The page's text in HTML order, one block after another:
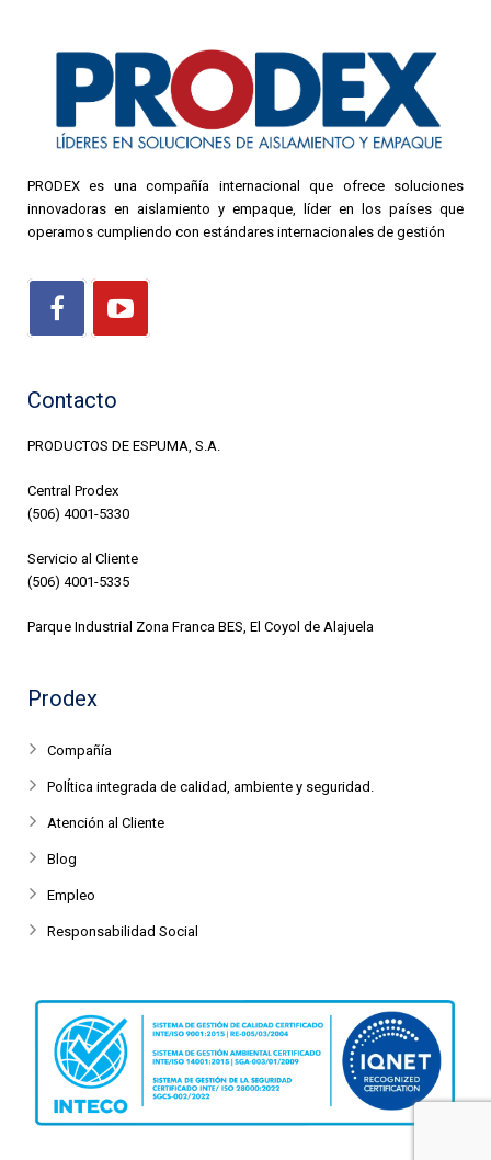
PRODEX es una compañía internacional que ofrece soluciones
innovadoras en aislamiento y empaque, líder en los países que
operamos cumpliendo con estándares internacionales de gestión
Contacto
PRODUCTOS DE ESPUMA, S.A.
Central Prodex
(506) 4001-5330
Servicio al Cliente
(506) 4001-5335
Parque Industrial Zona Franca BES, El Coyol de Alajuela
Prodex
Compañía
PolÍtica integrada de calidad, ambiente y seguridad.
Atención al Cliente
Blog
Empleo
Responsabilidad Social